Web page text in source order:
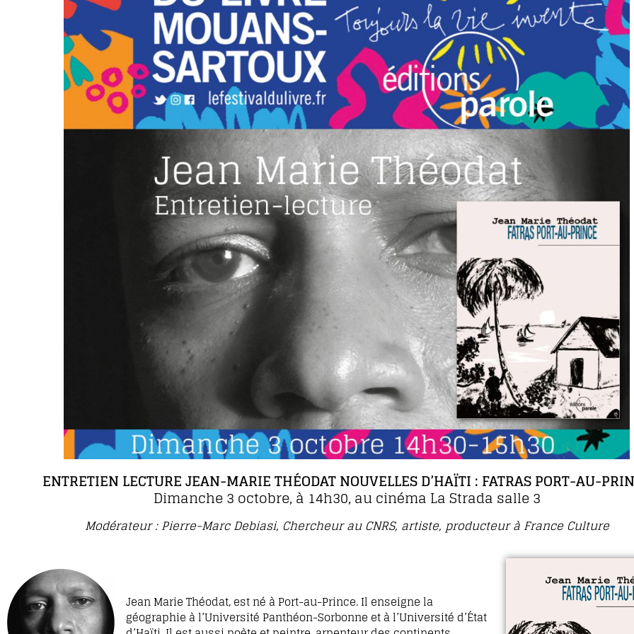
ENTRETIEN LECTURE JEAN-MARIE THÉODAT NOUVELLES D’HAÏTI : FATRAS PORT-AU-
Dimanche 3 octobre, à 14h30, au cinéma La Strada salle 3
Modérateur : Pierre-Marc Debiasi, Chercheur au CNRS, artiste, producteur à France Culture
Jean Marie Théodat, est né à Port-au-Prince. Il enseigne la
géographie à l’Université Panthéon-Sorbonne et à l’Université d’État